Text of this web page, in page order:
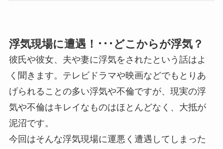
浮気現場に遭遇！･･･どこからが浮気？
彼氏や彼女、夫や妻に浮気をされたという話はよ
く聞きます。テレビドラマや映画などでもとりあ
げられることの多い浮気や不倫ですが、現実の浮
気や不倫はキレイなものはほとんどなく、大抵が
泥沼です。
今回はそんな浮気現場に運悪く遭遇してしまった